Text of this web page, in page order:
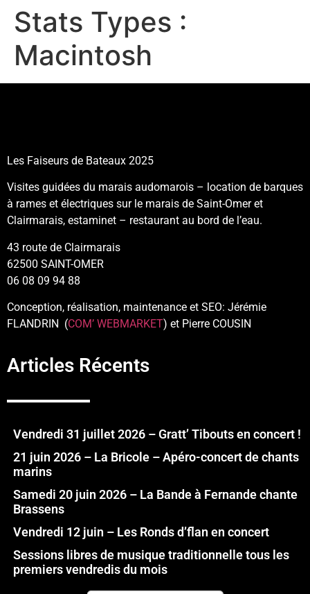
Stats Types :
Macintosh
Les Faiseurs de Bateaux 2025
Visites guidées du marais audomarois – location de barques
à rames et électriques sur le marais de Saint-Omer et
Clairmarais, estaminet – restaurant au bord de l’eau.
43 route de Clairmarais
62500 SAINT-OMER
06 08 09 94 88
Conception, réalisation, maintenance et SEO: Jérémie
FLANDRIN (COM’ WEBMARKET) et Pierre COUSIN
Articles Récents
Vendredi 31 juillet 2026 – Gratt’ Tibouts en concert !
21 juin 2026 – La Bricole – Apéro-concert de chants
marins
Samedi 20 juin 2026 – La Bande à Fernande chante
Brassens
Vendredi 12 juin – Les Ronds d’flan en concert
Sessions libres de musique traditionnelle tous les
premiers vendredis du mois